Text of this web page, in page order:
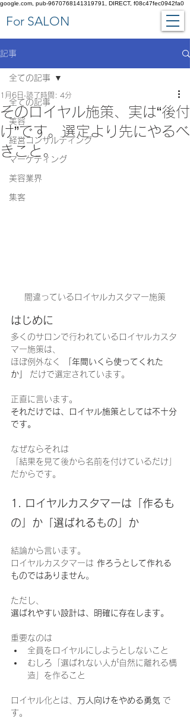
google.com, pub-9670768141319791, DIRECT, f08c47fec0942fa0
​For SALON
記事
全ての記事
美容
経営コンサルティング
マーケティング
美容業界
集客
全ての記事
そのロイヤル施策、実は“後付
け”です。選定より先にやるべ
きこと。
1月6日 読了時間: 4分
間違っているロイヤルカスタマー施策
はじめに
多くのサロンで行われているロイヤルカスタ
マー施策は、
ほぼ例外なく
「年間いくら使ってくれた
か」
だけで選定されています。
正直に言います。
それだけでは、ロイヤル施策としては不十分
です。
なぜならそれは
「結果を見て後から名前を付けているだけ」
だからです。
1. ロイヤルカスタマーは「作るも
の」か「選ばれるもの」か
結論から言います。
ロイヤルカスタマーは 作ろうとして作れる
ものではありません。
ただし、
選ばれやすい設計は、明確に存在します。
重要なのは
全員をロイヤルにしようとしないこと
むしろ「選ばれない人が自然に離れる構
造」を作ること
ロイヤル化とは、 万人向けをやめる勇気 で
す。